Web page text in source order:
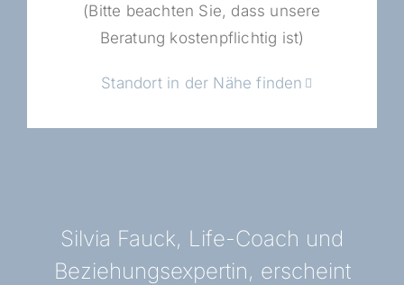
(Bitte beachten Sie, dass unsere
Beratung kostenpflichtig ist)
Standort in der Nähe finden
Silvia Fauck, Life-Coach und
Beziehungsexpertin, erscheint